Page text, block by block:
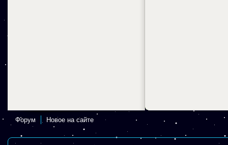
Форум Новое на сайте